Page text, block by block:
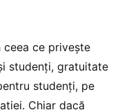
ceea ce privește
studenți, gratuitate
studenți, pe
Chiar dacă